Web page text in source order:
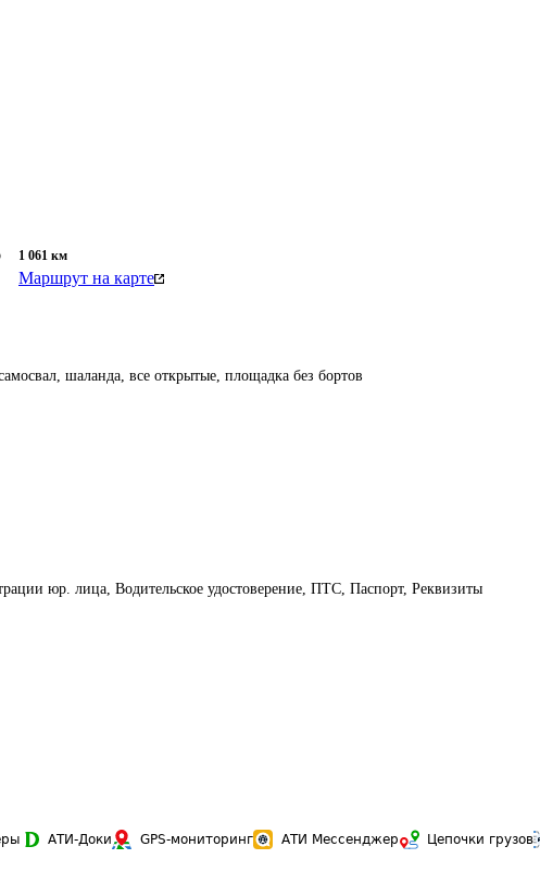
1 061 км
Маршрут на карте
шаланда, все открытые, площадка без бортов
юр. лица, Водительское удостоверение, ПТС, Паспорт, Реквизиты
АТИ-Доки GPS-мониторинг АТИ Мессенджер Цепочки грузов